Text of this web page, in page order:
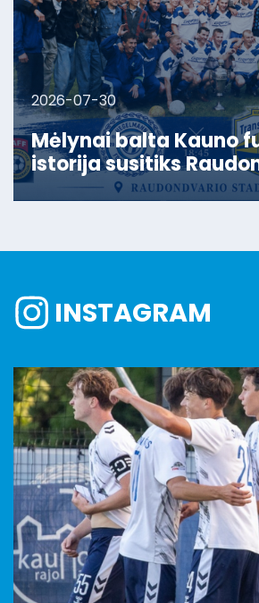
2026-07-30
Mėlynai balta Kauno
istorija susitiks
INSTAGRAM